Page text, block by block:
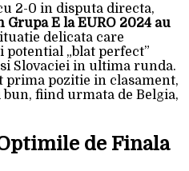
2-0 in disputa directa,
E la EURO 2024 au
delicata care
„blat perfect”
Slovaciei in ultima runda.
prima pozitie in clasament,
fiind urmata de Belgia,
de Finala